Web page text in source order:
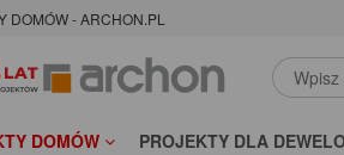
DOMÓW - ARCHON.PL
DOMÓW PROJEKTY DLA